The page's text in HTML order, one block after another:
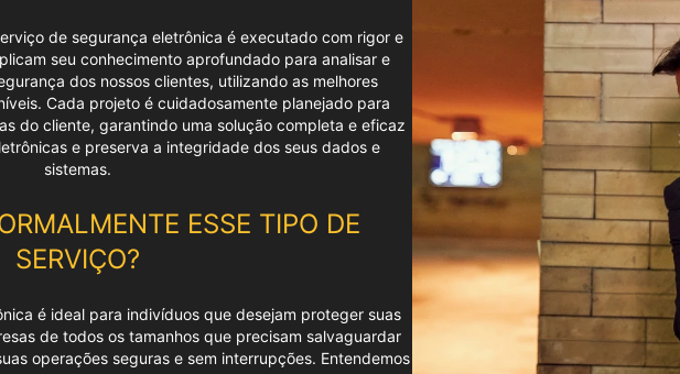
de segurança eletrônica é executado com rigor e
seu conhecimento aprofundado para analisar e
dos nossos clientes, utilizando as melhores
Cada projeto é cuidadosamente planejado para
do cliente, garantindo uma solução completa e eficaz
e preserva a integridade dos seus dados e
sistemas.
ESSE TIPO DE
SERVIÇO?
é ideal para indivíduos que desejam proteger suas
de todos os tamanhos que precisam salvaguardar
operações seguras e sem interrupções. Entendemos